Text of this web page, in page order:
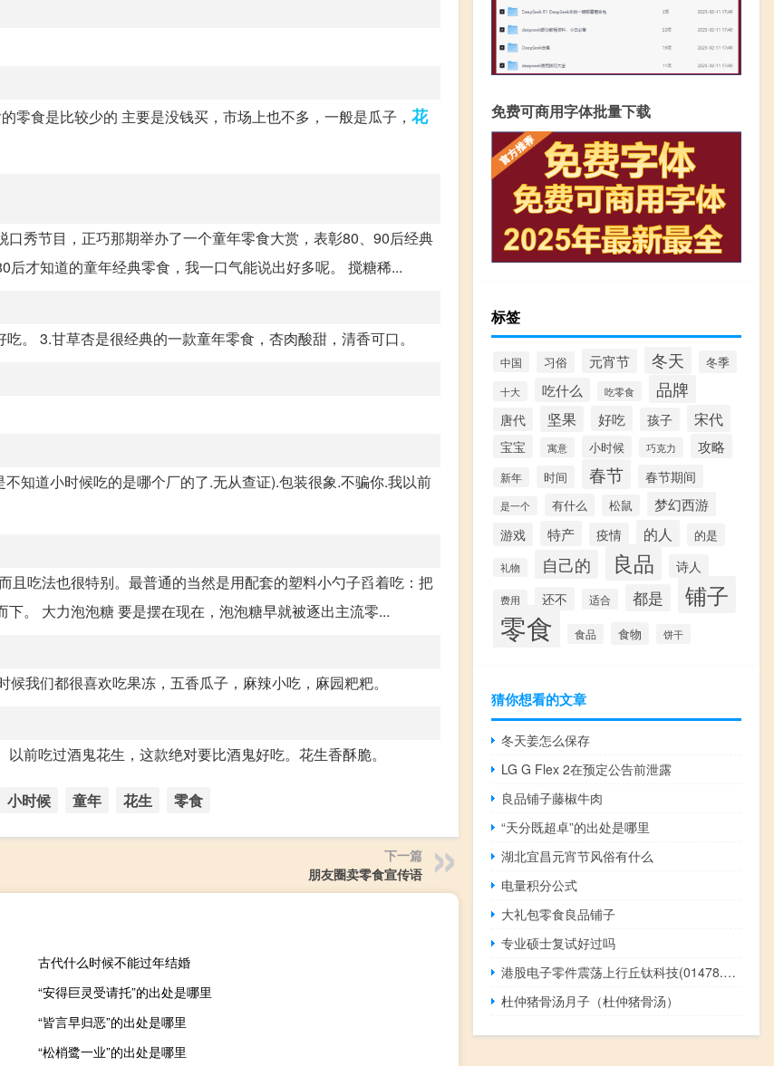
零食是比较少的 主要是没钱买，市场上也不多，一般是瓜子， 花
秀节目，正巧那期举办了一个童年零食大赏，表彰80、90后经典
才知道的童年经典零食，我一口气能说出好多呢。 搅糖稀...
。 3.甘草杏是很经典的一款童年零食，杏肉酸甜，清香可口。
知道小时候吃的是哪个厂的了.无从查证).包装很象.不骗你.我以前
吃法也很特别。最普通的当然是用配套的塑料小勺子舀着吃：把
。 大力泡泡糖 要是摆在现在，泡泡糖早就被逐出主流零...
我们都很喜欢吃果冻，五香瓜子，麻辣小吃，麻园粑粑。
前吃过酒鬼花生，这款绝对要比酒鬼好吃。花生香酥脆。
小时候 童年 花生 零食
下一篇
朋友圈卖零食宣传语
古代什么时候不能过年结婚
“安得巨灵受请托”的出处是哪里
“皆言早归恶”的出处是哪里
“松梢鹭一业”的出处是哪里
免费可商用字体批量下载
标签
中国 习俗 元宵节 冬天 冬季
十大 吃什么 吃零食 品牌
唐代 坚果 好吃 孩子 宋代
宝宝 寓意 小时候 巧克力 攻略
新年 时间 春节 春节期间
是一个 有什么 松鼠 梦幻西游
游戏 特产 疫情 的人 的是
礼物 自己的 良品 诗人
费用 还不 适合 都是 铺子
零食 食品 食物 饼干
猜你想看的文章
冬天姜怎么保存
LG G Flex 2在预定公告前泄露
良品铺子藤椒牛肉
“天分既超卓”的出处是哪里
湖北宜昌元宵节风俗有什么
电量积分公式
大礼包零食良品铺子
专业硕士复试好过吗
港股电子零件震荡上行丘钛科技(01478.HK)涨近7%舜宇光学科技(02382.HK)涨1.5%瑞声科技(02018.HK)涨1%通达集团(00698.HK)等跟涨
杜仲猪骨汤月子（杜仲猪骨汤）